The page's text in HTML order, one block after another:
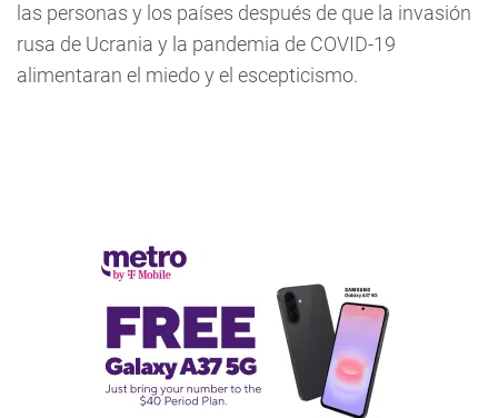
las personas y los países después de que la invasión
rusa de Ucrania y la pandemia de COVID-19
alimentaran el miedo y el escepticismo.